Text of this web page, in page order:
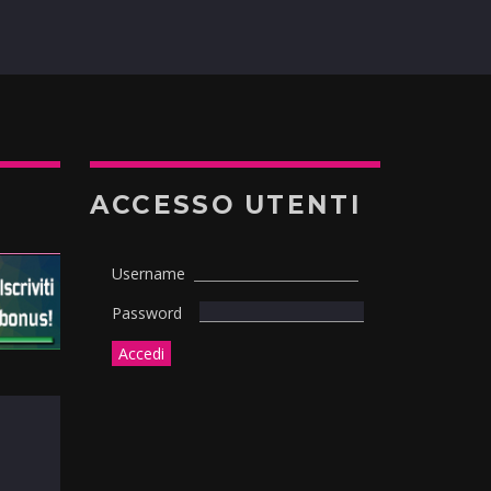
ACCESSO UTENTI
Username
Password